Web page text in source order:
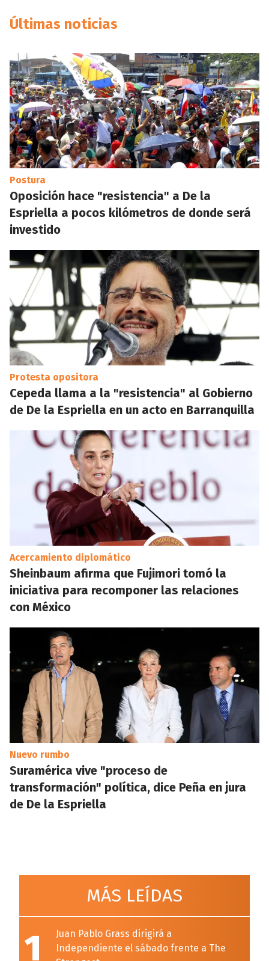
Últimas noticias
Postura
Oposición hace "resistencia" a De la
Espriella a pocos kilómetros de donde será
investido
Protesta opositora
Cepeda llama a la "resistencia" al Gobierno
de De la Espriella en un acto en Barranquilla
Acercamiento diplomático
Sheinbaum afirma que Fujimori tomó la
iniciativa para recomponer las relaciones
con México
Nuevo rumbo
Suramérica vive "proceso de
transformación" política, dice Peña en jura
de De la Espriella
MÁS LEÍDAS
1
Juan Pablo Grass dirigirá a
Independiente el sábado frente a The